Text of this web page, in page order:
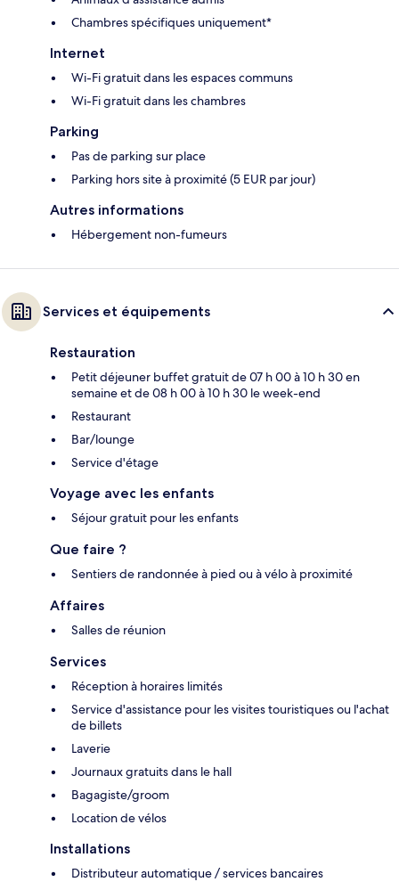
Chambres spécifiques uniquement*
Internet
Wi-Fi gratuit dans les espaces communs
Wi-Fi gratuit dans les chambres
Parking
Pas de parking sur place
Parking hors site à proximité (5 EUR par jour)
Autres informations
Hébergement non-fumeurs
Services et équipements
Restauration
Petit déjeuner buffet gratuit de 07 h 00 à 10 h 30 en
semaine et de 08 h 00 à 10 h 30 le week-end
Restaurant
Bar/lounge
Service d'étage
Voyage avec les enfants
Séjour gratuit pour les enfants
Que faire ?
Sentiers de randonnée à pied ou à vélo à proximité
Affaires
Salles de réunion
Services
Réception à horaires limités
Service d'assistance pour les visites touristiques ou l'achat
de billets
Laverie
Journaux gratuits dans le hall
Bagagiste/groom
Location de vélos
Installations
Distributeur automatique / services bancaires